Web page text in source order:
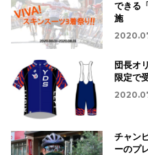
できる
施
団長オ
限定で
チャン
ーのプ